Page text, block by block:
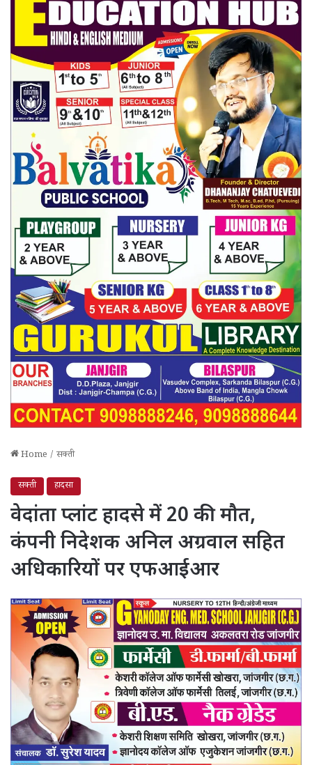
Home / सक्ती
सक्ती हादसा
वेदांता प्लांट हादसे में 20 की मौत,
कंपनी निदेशक अनिल अग्रवाल सहित
अधिकारियों पर एफआईआर